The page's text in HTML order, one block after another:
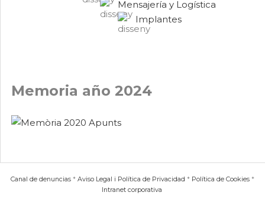
Mensajería y Logística
Implantes
Memoria año 2024
Canal de denuncias * Aviso Legal i Política de Privacidad * Política de Cookies *
Intranet corporativa